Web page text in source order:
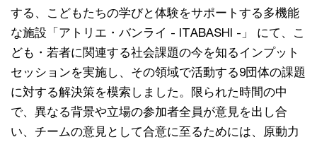
する、こどもたちの学びと体験をサポートする多機能
な施設「アトリエ・バンライ - ITABASHI -」 にて、こ
ども・若者に関連する社会課題の今を知るインプット
セッションを実施し、その領域で活動する9団体の課題
に対する解決策を模索しました。限られた時間の中
で、異なる背景や立場の参加者全員が意見を出し合
い、チームの意見として合意に至るためには、原動力